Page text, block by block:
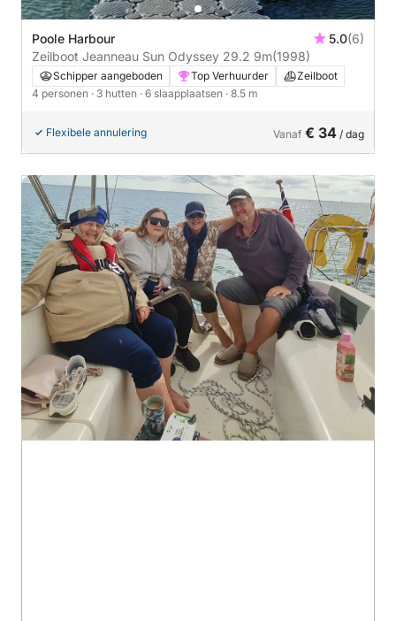
Poole Harbour 5.0(6)
Zeilboot Jeanneau Sun Odyssey 29.2 9m(1998)
Schipper aangeboden Top Verhuurder
Zeilboot
4 personen · 3 hutten · 6 slaapplaatsen · 8.5 m
Flexibele annulering Vanaf € 34 / dag